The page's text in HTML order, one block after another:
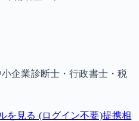
企業診断士・行政書士・税
を見る (ログイン不要)提携相